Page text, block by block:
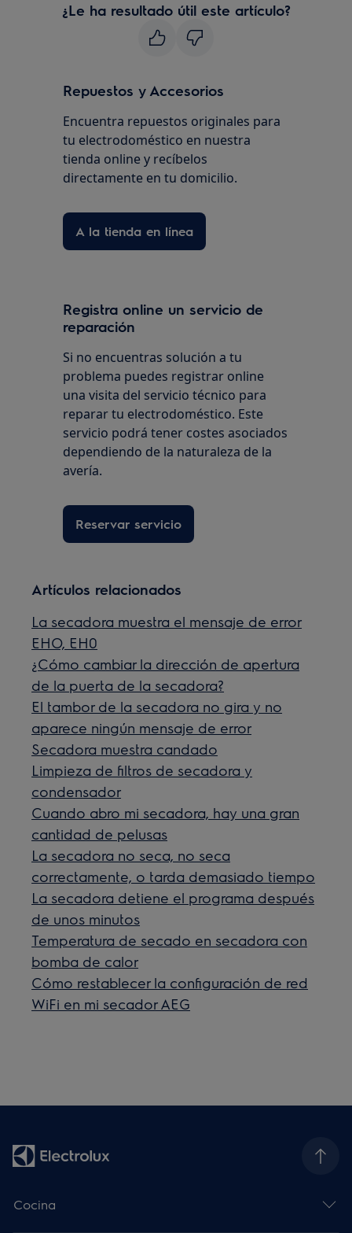
¿Le ha resultado útil este artículo?
Repuestos y Accesorios
Encuentra repuestos originales para
tu electrodoméstico en nuestra
tienda online y recíbelos
directamente en tu domicilio.
A la tienda en línea
Registra online un servicio de
reparación
Si no encuentras solución a tu
problema puedes registrar online
una visita del servicio técnico para
reparar tu electrodoméstico. Este
servicio podrá tener costes asociados
dependiendo de la naturaleza de la
avería.
Reservar servicio
Artículos relacionados
La secadora muestra el mensaje de error
EHO, EH0
¿Cómo cambiar la dirección de apertura
de la puerta de la secadora?
El tambor de la secadora no gira y no
aparece ningún mensaje de error
Secadora muestra candado
Limpieza de filtros de secadora y
condensador
Cuando abro mi secadora, hay una gran
cantidad de pelusas
La secadora no seca, no seca
correctamente, o tarda demasiado tiempo
La secadora detiene el programa después
de unos minutos
Temperatura de secado en secadora con
bomba de calor
Cómo restablecer la configuración de red
WiFi en mi secador AEG
Cocina